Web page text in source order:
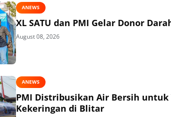
ANEWS
XL SATU dan PMI Gelar Donor
August 08, 2026
ANEWS
PMI Distribusikan Air Bersih
Kekeringan di Blitar